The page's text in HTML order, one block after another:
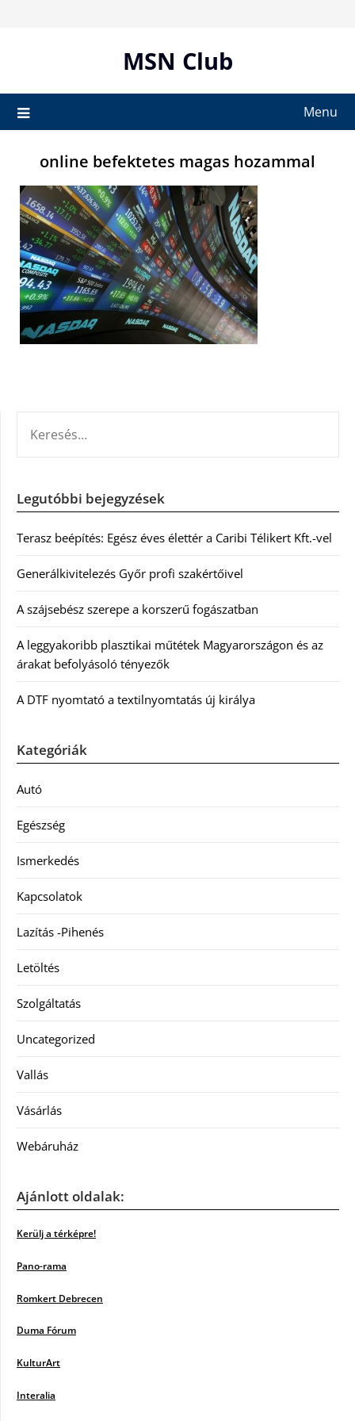
MSN Club
Menu
online befektetes magas hozammal
Legutóbbi bejegyzések
Terasz beépítés: Egész éves élettér a Caribi Télikert Kft.-vel
Generálkivitelezés Győr profi szakértőivel
A szájsebész szerepe a korszerű fogászatban
A leggyakoribb plasztikai műtétek Magyarországon és az
árakat befolyásoló tényezők
A DTF nyomtató a textilnyomtatás új királya
Kategóriák
Autó
Egészség
Ismerkedés
Kapcsolatok
Lazítás -Pihenés
Letöltés
Szolgáltatás
Uncategorized
Vallás
Vásárlás
Webáruház
Ajánlott oldalak:
Kerülj a térképre!
Pano-rama
Romkert Debrecen
Duma Fórum
KulturArt
Interalia